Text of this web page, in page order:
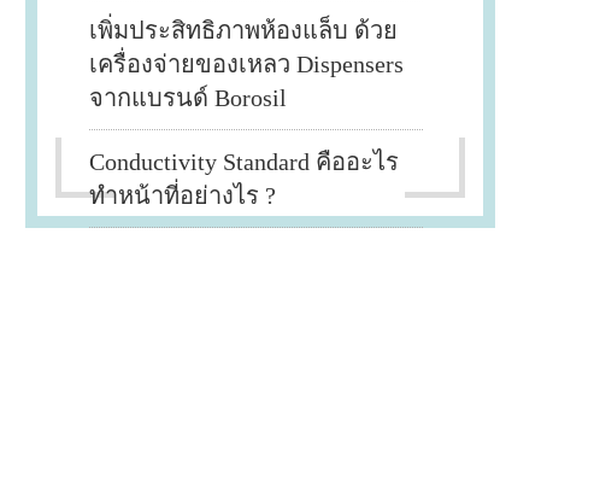
เพิ่มประสิทธิภาพห้องแล็บ ด้วย
เครื่องจ่ายของเหลว Dispensers
จากแบรนด์ Borosil
Conductivity Standard คืออะไร
ทำหน้าที่อย่างไร ?